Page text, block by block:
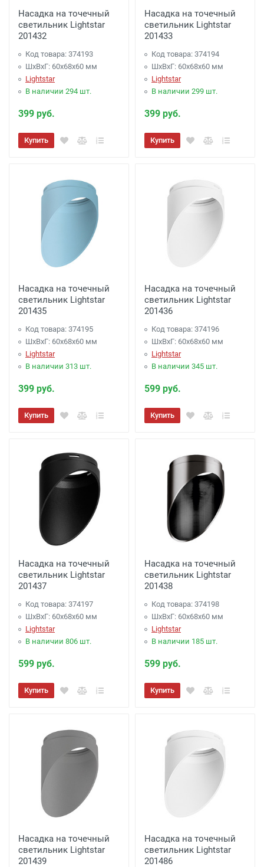
Насадка на точечный
светильник Lightstar
201432
Код товара: 374193
ШхВхГ: 60x68x60 мм
Lightstar
В наличии 294 шт.
399 руб.
Купить
Насадка на точечный
светильник Lightstar
201433
Код товара: 374194
ШхВхГ: 60x68x60 мм
Lightstar
В наличии 299 шт.
399 руб.
Купить
Насадка на точечный
светильник Lightstar
201435
Код товара: 374195
ШхВхГ: 60x68x60 мм
Lightstar
В наличии 313 шт.
399 руб.
Купить
Насадка на точечный
светильник Lightstar
201436
Код товара: 374196
ШхВхГ: 60x68x60 мм
Lightstar
В наличии 345 шт.
599 руб.
Купить
Насадка на точечный
светильник Lightstar
201437
Код товара: 374197
ШхВхГ: 60x68x60 мм
Lightstar
В наличии 806 шт.
599 руб.
Купить
Насадка на точечный
светильник Lightstar
201438
Код товара: 374198
ШхВхГ: 60x68x60 мм
Lightstar
В наличии 185 шт.
599 руб.
Купить
Насадка на точечный
светильник Lightstar
201439
Насадка на точечный
светильник Lightstar
201486